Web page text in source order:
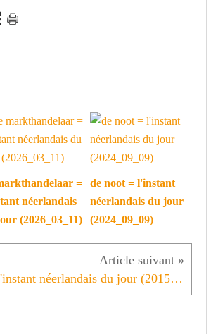
=
néerlandais
(2026_03_11)
de noot = l'instant
néerlandais du jour
(2024_09_09)
L'instant néerlandais du jour (2015_05_28): het stokbrood